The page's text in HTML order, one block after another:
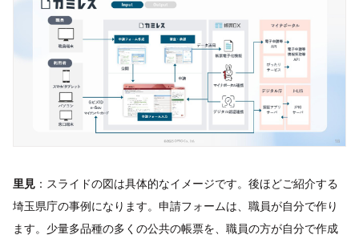
里見 ：スライドの図は具体的なイメージです。後ほどご紹介する
埼玉県庁の事例になります。申請フォームは、職員が自分で作り
ます。少量多品種の多くの公共の帳票を、職員の方が自分で作成